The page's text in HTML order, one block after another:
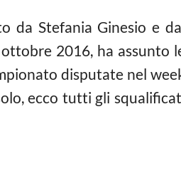
da Stefania Ginesio e
2016, ha assunto
disputate nel
ecco tutti gli